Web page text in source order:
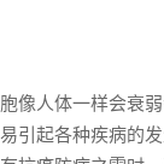
人体一样会衰
引起各种疾病的